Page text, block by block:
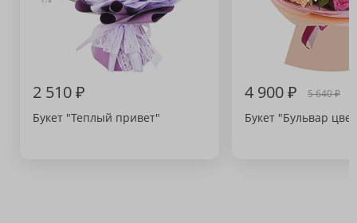
2 510 ₽
Букет "Теплый привет"
4 900 ₽ 5 640 ₽
Букет "Бульвар